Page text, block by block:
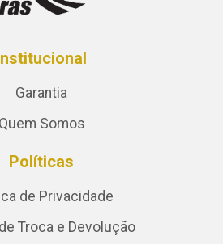
Institucional
Garantia
Quem Somos
Políticas
de Privacidade
Troca e Devolução